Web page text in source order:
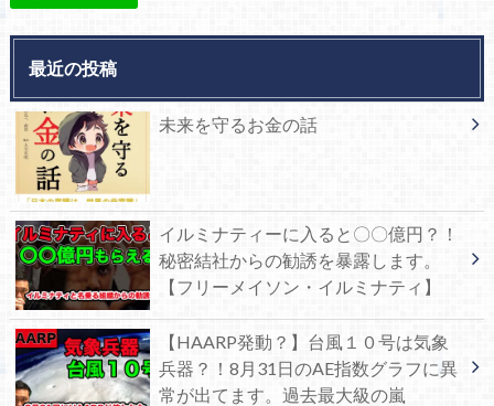
最近の投稿
未来を守るお金の話
イルミナティーに入ると〇〇億円？！
秘密結社からの勧誘を暴露します。
【フリーメイソン・イルミナティ】
【HAARP発動？】台風１０号は気象
兵器？！8月31日のAE指数グラフに異
常が出てます。過去最大級の嵐